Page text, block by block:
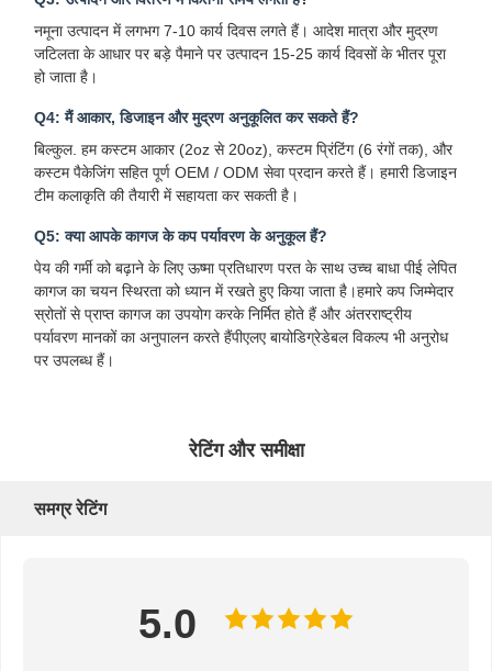
गुणवत्ता नियंत्रण
अब बात करें
पेपर कॉफ़ी कप
आइसक्रीम पेपर कप
डिस्पोजेबल पेपर बाउल
ब्रेड पेपर बैग
अनुकूलित कागज बॉक्स
नमूना उत्पादन में लगभग 7-10 कार्य दिवस लगते हैं। आदेश मात्रा और मुद्रण
जटिलता के आधार पर बड़े पैमाने पर उत्पादन 15-25 कार्य दिवसों के भीतर पूरा
हो जाता है।
Q4: मैं आकार, डिजाइन और मुद्रण अनुकूलित कर सकते हैं?
बिल्कुल. हम कस्टम आकार (2oz से 20oz), कस्टम प्रिंटिंग (6 रंगों तक), और
कस्टम पैकेजिंग सहित पूर्ण OEM / ODM सेवा प्रदान करते हैं। हमारी डिजाइन
टीम कलाकृति की तैयारी में सहायता कर सकती है।
Q5: क्या आपके कागज के कप पर्यावरण के अनुकूल हैं?
पेय की गर्मी को बढ़ाने के लिए ऊष्मा प्रतिधारण परत के साथ उच्च बाधा पीई लेपित
कागज का चयन स्थिरता को ध्यान में रखते हुए किया जाता है।हमारे कप जिम्मेदार
स्रोतों से प्राप्त कागज का उपयोग करके निर्मित होते हैं और अंतरराष्ट्रीय
पर्यावरण मानकों का अनुपालन करते हैंपीएलए बायोडिग्रेडेबल विकल्प भी अनुरोध
पर उपलब्ध हैं।
रेटिंग और समीक्षा
समग्र रेटिंग
5.0